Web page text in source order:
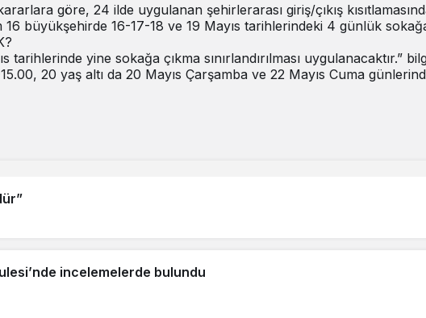
göre, 24 ilde uygulanan şehirlerarası giriş/çıkış
16 büyükşehirde 16-17-18 ve 19 Mayıs tarihlerindeki 4 günlük
yine sokağa çıkma sınırlandırılması uygulanacaktır.”
20 yaş altı da 20 Mayıs Çarşamba ve 22 Mayıs Cuma
incelemelerde bulundu